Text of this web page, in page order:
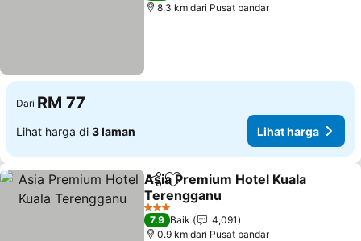
8.3 km dari Pusat bandar
Dari RM 77
Lihat harga di 3 laman Lihat harga
KongsiTambah ke favorit
Asia Premium Hotel Kuala
Terengganu
3 Bintang
7.9 Baik
4,091
0.9 km dari Pusat bandar